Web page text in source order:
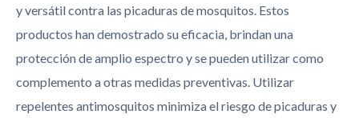
y versátil contra las picaduras de mosquitos. Estos
productos han demostrado su eficacia, brindan una
protección de amplio espectro y se pueden utilizar como
complemento a otras medidas preventivas. Utilizar
repelentes antimosquitos minimiza el riesgo de picaduras y